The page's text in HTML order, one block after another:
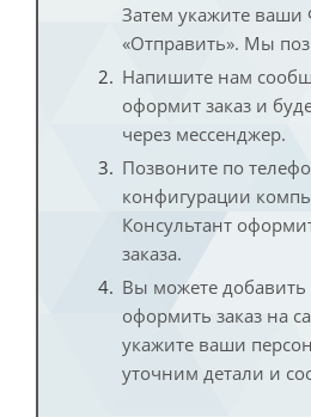
Затем укажите
«Отправить». Мы
Напишите нам
оформит заказ и
через мессенджер.
Позвоните по
конфигурации
Консультант
заказа.
Вы можете
оформить заказ на
укажите ваши
уточним детали и